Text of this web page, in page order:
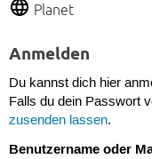
Planet
Anmelden
Du kannst dich hier
Falls du dein Passwort
zusenden lassen.
Benutzername oder